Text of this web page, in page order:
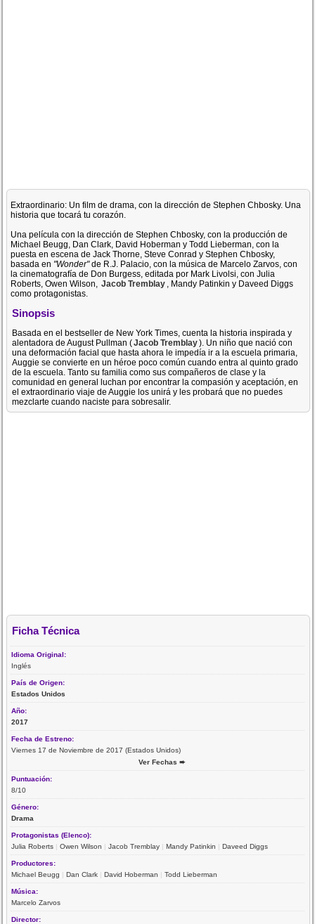
Extraordinario: Un film de drama, con la dirección de Stephen Chbosky. Una
historia que tocará tu corazón.
Una película con la dirección de Stephen Chbosky, con la producción de
Michael Beugg, Dan Clark, David Hoberman y Todd Lieberman, con la
puesta en escena de Jack Thorne, Steve Conrad y Stephen Chbosky,
basada en "Wonder"de R.J. Palacio, con la música de Marcelo Zarvos, con
la cinematografía de Don Burgess, editada por Mark Livolsi, con Julia
Roberts, Owen Wilson, Jacob Tremblay , Mandy Patinkin y Daveed Diggs
como protagonistas.
Sinopsis
Basada en el bestseller de New York Times, cuenta la historia inspirada y
alentadora de August Pullman (Jacob Tremblay). Un niño que nació con
una deformación facial que hasta ahora le impedía ir a la escuela primaria,
Auggie se convierte en un héroe poco común cuando entra al quinto grado
de la escuela. Tanto su familia como sus compañeros de clase y la
comunidad en general luchan por encontrar la compasión y aceptación, en
el extraordinario viaje de Auggie los unirá y les probará que no puedes
mezclarte cuando naciste para sobresalir.
Ficha Técnica
Idioma Original:
Inglés
País de Origen:
Estados Unidos
Año:
2017
Fecha de Estreno:
Viernes 17 de Noviembre de 2017 (Estados Unidos)
Ver Fechas ➨
Puntuación:
8/10
Género:
Drama
Protagonistas (Elenco):
Julia Roberts |Owen Wilson |Jacob Tremblay |Mandy Patinkin |Daveed Diggs
Productores:
Michael Beugg |Dan Clark |David Hoberman |Todd Lieberman
Música:
Marcelo Zarvos
Director: